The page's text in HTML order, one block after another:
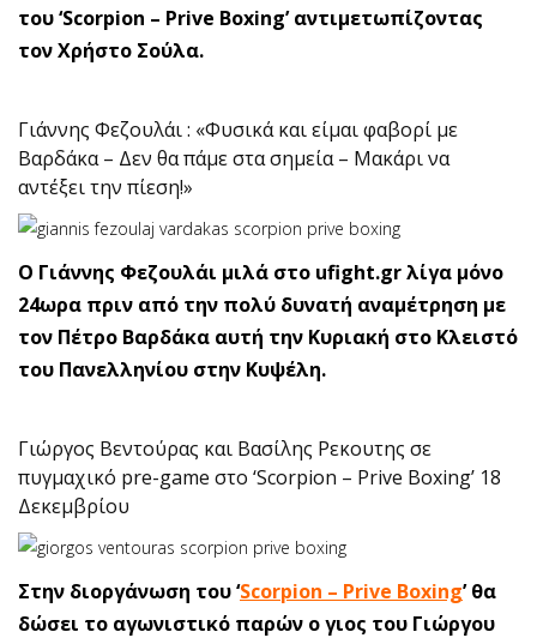
του ‘Scorpion – Prive Boxing’ αντιμετωπίζοντας
τον Χρήστο Σούλα.
Γιάννης Φεζουλάι : «Φυσικά και είμαι φαβορί με
Βαρδάκα – Δεν θα πάμε στα σημεία – Μακάρι να
αντέξει την πίεση!»
Ο Γιάννης Φεζουλάι μιλά στο ufight.gr λίγα μόνο
24ωρα πριν από την πολύ δυνατή αναμέτρηση με
τον Πέτρο Βαρδάκα αυτή την Κυριακή στο Κλειστό
του Πανελληνίου στην Κυψέλη.
Γιώργος Βεντούρας και Βασίλης Ρεκουτης σε
πυγμαχικό pre-game στο ‘Scorpion – Prive Boxing’ 18
Δεκεμβρίου
Στην διοργάνωση του ‘Scorpion – Prive Boxing’ θα
δώσει το αγωνιστικό παρών ο γιος του Γιώργου